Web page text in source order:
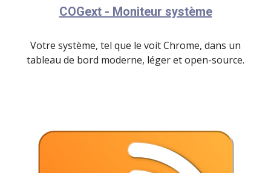
COGext - Moniteur système
Votre système, tel que le voit Chrome, dans un
tableau de bord moderne, léger et open-source.